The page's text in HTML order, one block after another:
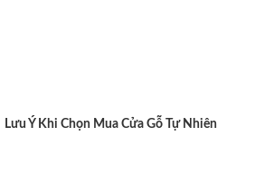
Lưu Ý Khi Chọn Mua Cửa Gỗ Tự Nhiên